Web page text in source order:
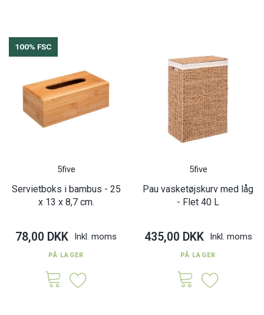
100% FSC
5five
Servietboks i bambus - 25
x 13 x 8,7 cm.
78,00 DKK Inkl. moms
PÅ LAGER
5five
Pau vasketøjskurv med låg
- Flet 40 L
435,00 DKK Inkl. moms
PÅ LAGER